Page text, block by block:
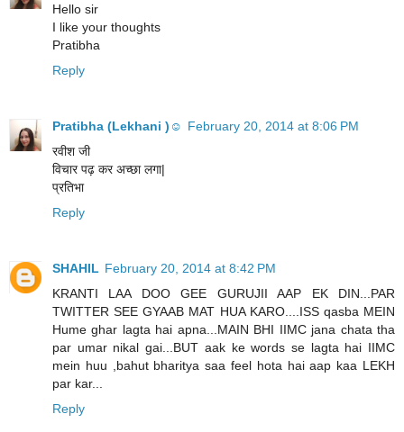
Hello sir
I like your thoughts
Pratibha
Reply
Pratibha (Lekhani )☺️ February 20, 2014 at 8:06 PM
रवीश जी
विचार पढ़ कर अच्छा लगा|
प्रतिभा
Reply
SHAHIL February 20, 2014 at 8:42 PM
KRANTI LAA DOO GEE GURUJII AAP EK DIN...PAR
TWITTER SEE GYAAB MAT HUA KARO....ISS qasba MEIN
Hume ghar lagta hai apna...MAIN BHI IIMC jana chata tha
par umar nikal gai...BUT aak ke words se lagta hai IIMC
mein huu ,bahut bharitya saa feel hota hai aap kaa LEKH
par kar...
Reply